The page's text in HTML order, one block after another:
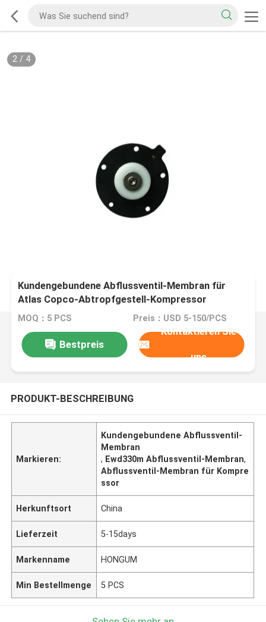
2/ 4
Kundengebundene Abflussventil-Membran für
Atlas Copco-Abtropfgestell-Kompressor
Ewd330m
MOQ：5 PCS Preis：USD 5-150/PCS
Bestpreis
Kontaktieren Sie
uns
PRODUKT-BESCHREIBUNG
Markieren:
Kundengebundene Abflussventil-
Membran
, Ewd330m Abflussventil-Membran,
Abflussventil-Membran für Kompre
ssor
Herkunftsort China
Lieferzeit 5-15days
Markenname HONGUM
Min Bestellmenge 5 PCS